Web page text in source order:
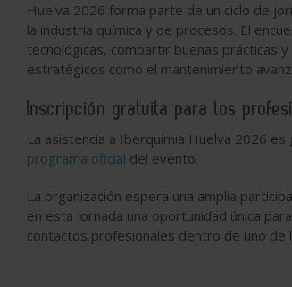
Huelva 2026 forma parte de un ciclo de
la industria química y de procesos. El
tecnológicas, compartir buenas prácticas
estratégicos como el mantenimiento
Inscripción gratuita para los
La asistencia a Iberquimia Huelva 2026 es
programa oficial del evento.
La organización espera una amplia
en esta jornada una oportunidad única
contactos profesionales dentro de uno de